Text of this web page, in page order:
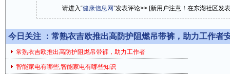
请进入“健康信息网”发表评论>> [新用户注意！在东湖社区发
今日关注 ： 常熟衣吉欧推出高防护阻燃吊带裤，助力工作者
常熟衣吉欧推出高防护阻燃吊带裤，助力工作者
智能家电有哪些,智能家电有哪些知识